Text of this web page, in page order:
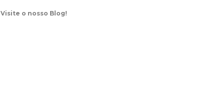
Visite o nosso Blog!